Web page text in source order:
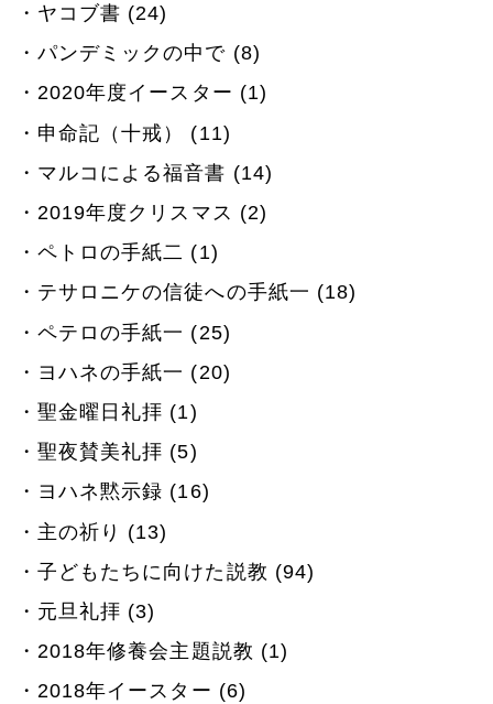
ヤコブ書 (24)
パンデミックの中で (8)
2020年度イースター (1)
申命記（十戒） (11)
マルコによる福音書 (14)
2019年度クリスマス (2)
ペトロの手紙二 (1)
テサロニケの信徒への手紙一 (18)
ペテロの手紙一 (25)
ヨハネの手紙一 (20)
聖金曜日礼拝 (1)
聖夜賛美礼拝 (5)
ヨハネ黙示録 (16)
主の祈り (13)
子どもたちに向けた説教 (94)
元旦礼拝 (3)
2018年修養会主題説教 (1)
2018年イースター (6)